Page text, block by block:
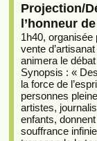
Projection/
l’honneur
1h40, organisée
vente
animera le
Synopsis : «
la force de
personnes
artistes,
enfants,
souffrance